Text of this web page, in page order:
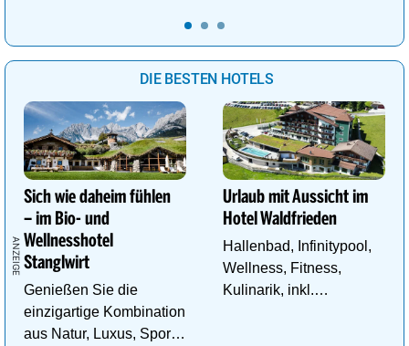
DIE BESTEN HOTELS
Sich wie daheim fühlen
– im Bio- und
Wellnesshotel
Stanglwirt
Genießen Sie die
einzigartige Kombination
aus Natur, Luxus, Sport,
Urlaub mit Aussicht im
Hotel Waldfrieden
Hallenbad, Infinitypool,
Wellness, Fitness,
Kulinarik, inkl.